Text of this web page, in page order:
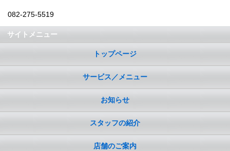
082-275-5519
サイトメニュー
トップページ
サービス／メニュー
お知らせ
スタッフの紹介
店舗のご案内